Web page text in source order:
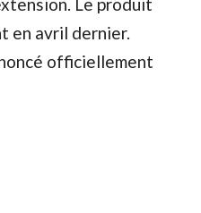
en avril dernier.
officiellement